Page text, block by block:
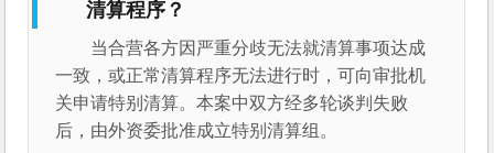
清算程序？
当合营各方因严重分歧无法就清算事项达成
一致，或正常清算程序无法进行时，可向审批机
关申请特别清算。本案中双方经多轮谈判失败
后，由外资委批准成立特别清算组。